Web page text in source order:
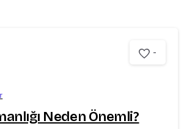
-
Neden Önemli?